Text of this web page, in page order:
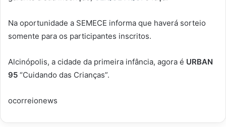
Na oportunidade a SEMECE informa que haverá sorteio
somente para os participantes inscritos.
Alcinópolis, a cidade da primeira infância, agora é URBAN
95 “Cuidando das Crianças”.
ocorreionews